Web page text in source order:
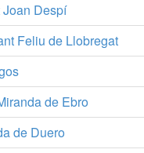
Despí
Feliu de Llobregat
de Ebro
de Duero